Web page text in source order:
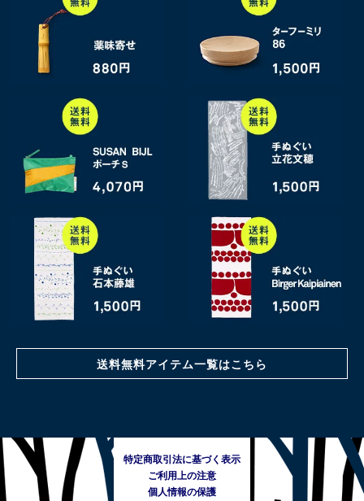
送料無料アイテム一覧はこちら
特定商取引法に基づく表示
ご利用上の注意
個人情報の保護